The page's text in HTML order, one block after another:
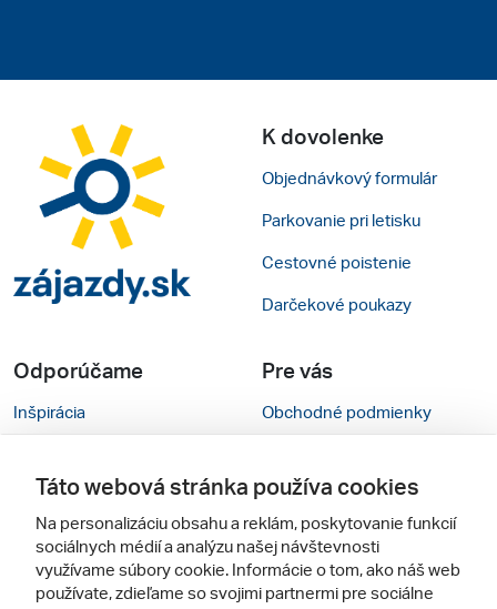
K dovolenke
Objednávkový formulár
Parkovanie pri letisku
Cestovné poistenie
Darčekové poukazy
Odporúčame
Inšpirácia
Cestovné kancelárie
Zájezdy.cz
Pre vás
Obchodné podmienky
Nastavenie cookies
Mobilná verzia webu
Táto webová stránka používa cookies
Na personalizáciu obsahu a reklám, poskytovanie funkcií
sociálnych médií a analýzu našej návštevnosti
využívame súbory cookie. Informácie o tom, ako náš web
používate, zdieľame so svojimi partnermi pre sociálne